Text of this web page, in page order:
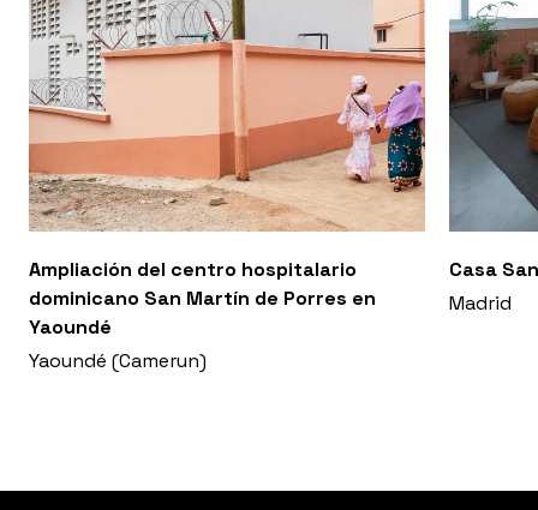
Ampliación del centro hospitalario
dominicano San Martín de Porres en
Yaoundé
Yaoundé (Camerun)
Casa
Madrid